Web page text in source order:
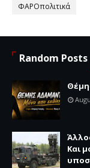
ΦΑΡΟπολιτικά
Random Posts
Και